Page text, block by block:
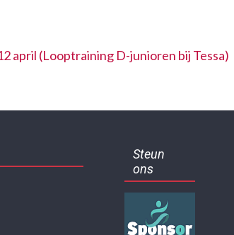
april (Looptraining D-junioren bij Tessa)
Steun
ons